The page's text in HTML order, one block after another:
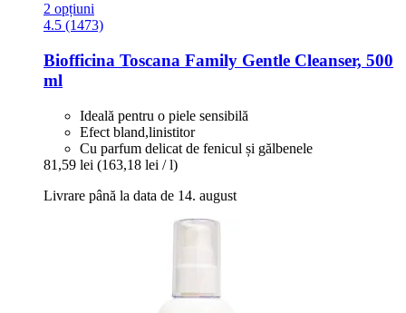
2 opțiuni
4.5 (1473)
Biofficina Toscana Family Gentle Cleanser, 500
ml
Ideală pentru o piele sensibilă
Efect bland,linistitor
Cu parfum delicat de fenicul și gălbenele
81,59 lei (163,18 lei / l)
Livrare până la data de 14. august